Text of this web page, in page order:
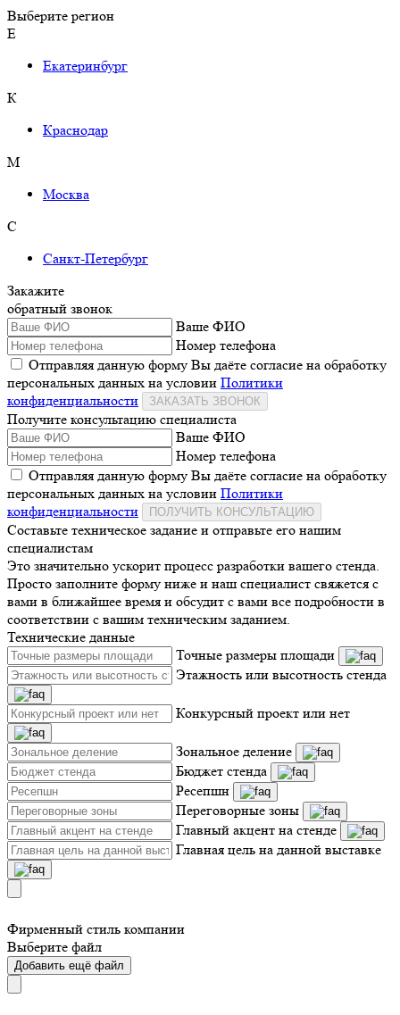
Выберите регион
Е
Екатеринбург
К
Краснодар
М
Москва
С
Санкт-Петербург
Закажите
обратный звонок
Ваше ФИО
Номер телефона
Отправляя данную форму Вы даёте согласие на обработку
персональных данных на условии Политики
конфиденциальности
ЗАКАЗАТЬ ЗВОНОК
Получите консультацию специалиста
Ваше ФИО
Номер телефона
Отправляя данную форму Вы даёте согласие на обработку
персональных данных на условии Политики
конфиденциальности
ПОЛУЧИТЬ КОНСУЛЬТАЦИЮ
Составьте техническое задание и отправьте его нашим
специалистам
Это значительно ускорит процесс разработки вашего стенда.
Просто заполните форму ниже и наш специалист свяжется с
вами в ближайшее время и обсудит с вами все подробности в
соответствии с вашим техническим заданием.
Технические данные
Точные размеры площади
Этажность или высотность стенда
Конкурсный проект или нет
Зональное деление
Бюджет стенда
Ресепшн
Переговорные зоны
Главный акцент на стенде
Главная цель на данной выставке
Фирменный стиль компании
Выберите файл
Добавить ещё файл